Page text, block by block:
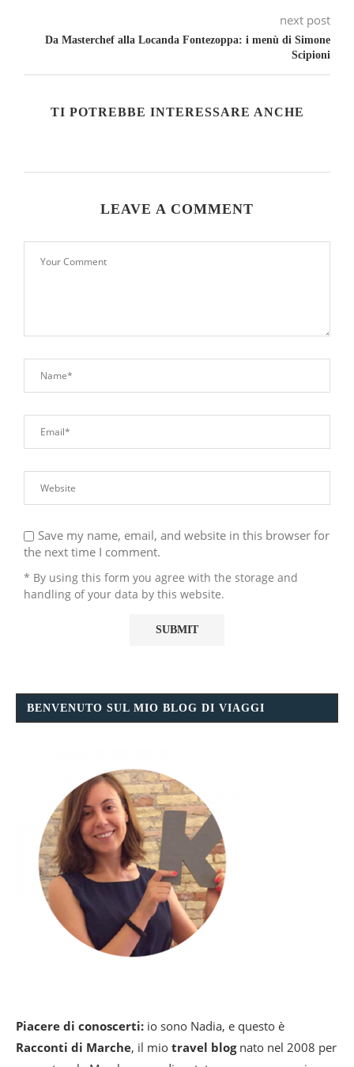
next post
Da Masterchef alla Locanda Fontezoppa: i menù di Simone
Scipioni
TI POTREBBE INTERESSARE ANCHE
LEAVE A COMMENT
Save my name, email, and website in this browser for
the next time I comment.
* By using this form you agree with the storage and
handling of your data by this website.
BENVENUTO SUL MIO BLOG DI VIAGGI
Piacere di conoscerti: io sono Nadia, e questo è
Racconti di Marche, il mio travel blognato nel 2008 per